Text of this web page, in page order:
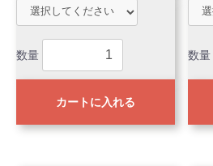
数量
カートに入れる
数量